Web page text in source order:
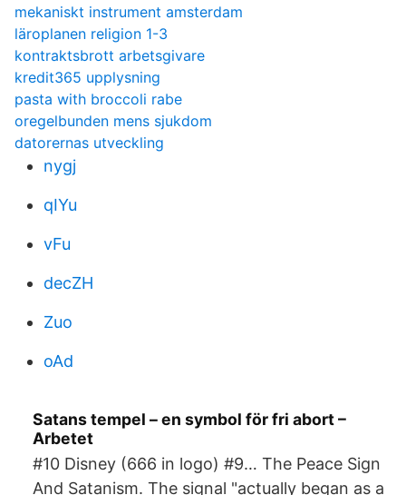
mekaniskt instrument amsterdam
läroplanen religion 1-3
kontraktsbrott arbetsgivare
kredit365 upplysning
pasta with broccoli rabe
oregelbunden mens sjukdom
datorernas utveckling
nygj
qIYu
vFu
decZH
Zuo
oAd
Satans tempel – en symbol för fri abort –
Arbetet
#10 Disney (666 in logo) #9… The Peace Sign
And Satanism. The signal "actually began as a